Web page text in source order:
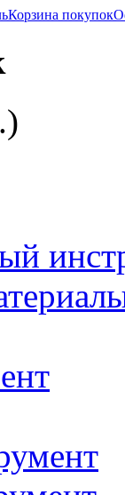
Корзина покупок